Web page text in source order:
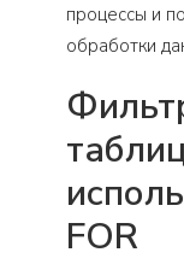
процессы и
обработки
FOR